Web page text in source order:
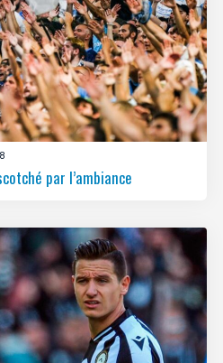
par l’ambiance